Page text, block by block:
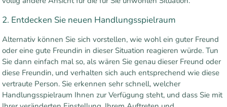
2. Entdecken Sie neuen Handlungsspielraum
Alternativ können Sie sich vorstellen, wie wohl ein guter Freund
oder eine gute Freundin in dieser Situation reagieren würde. Tun
Sie dann einfach mal so, als wären Sie genau dieser Freund oder
diese Freundin, und verhalten sich auch entsprechend wie diese
vertraute Person. Sie erkennen sehr schnell, welcher
Handlungsspielraum Ihnen zur Verfügung steht, und dass Sie mit